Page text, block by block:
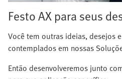
Festo AX para seus
Você tem outras ideias, desejos
contemplados em nossas
Então desenvolveremos junto